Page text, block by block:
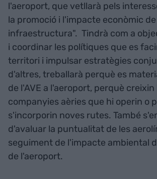
l'aeroport, que vetllarà pels
la promoció i l'impacte econòmic de
infraestructura". Tindrà com a
i coordinar les polítiques que es
territori i impulsar estratègies
d'altres, treballarà perquè es
de l'AVE a l'aeroport, perquè creixin
companyies aèries que hi operin o
s'incorporin noves rutes. També
d'avaluar la puntualitat de les
seguiment de l'impacte ambiental
de l'aeroport.